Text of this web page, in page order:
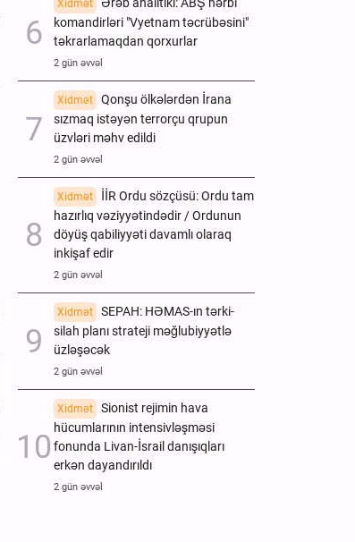
Xidmət
komandirləri "Vyetnam təcrübəsini"
təkrarlamaqdan qorxurlar
2 gün əvvəl
Xidmət
Qonşu ölkələrdən İrana
sızmaq istəyən terrorçu qrupun
üzvləri məhv edildi
2 gün əvvəl
Xidmət
İİR Ordu sözçüsü: Ordu tam
hazırlıq vəziyyətindədir / Ordunun
döyüş qabiliyyəti davamlı olaraq
inkişaf edir
2 gün əvvəl
Xidmət
SEPAH: HƏMAS-ın tərki-
silah planı strateji məğlubiyyətlə
üzləşəcək
2 gün əvvəl
Xidmət
Sionist rejimin hava
hücumlarının intensivləşməsi
fonunda Livan-İsrail danışıqları
erkən dayandırıldı
2 gün əvvəl